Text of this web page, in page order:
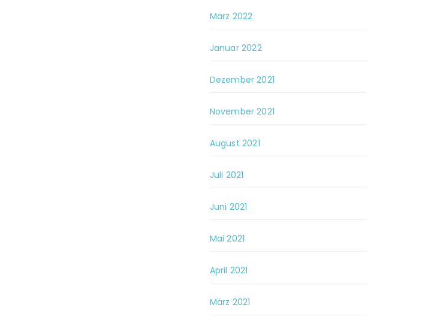
März 2022
Januar 2022
Dezember 2021
November 2021
August 2021
Juli 2021
Juni 2021
Mai 2021
April 2021
März 2021